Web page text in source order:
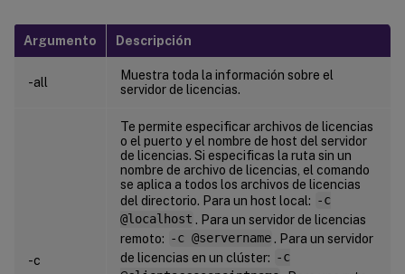
Argumento Descripción
-all
Muestra toda la información sobre el
servidor de licencias.
-c
Te permite especificar archivos de licencias
o el puerto y el nombre de host del servidor
de licencias. Si especificas la ruta sin un
nombre de archivo de licencias, el comando
se aplica a todos los archivos de licencias
del directorio. Para un host local: -c
@localhost . Para un servidor de licencias
remoto: -c @servername. Para un servidor
de licencias en un clúster: -c